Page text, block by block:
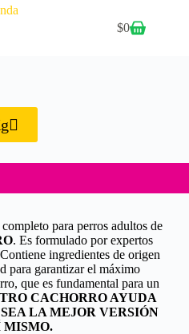
$0
para perros adultos de
. Es formulado por expertos
ingredientes de origen
para garantizar el máximo
que es fundamental para un
CACHORRO AYUDA
LA MEJOR VERSIÓN
MISMO.